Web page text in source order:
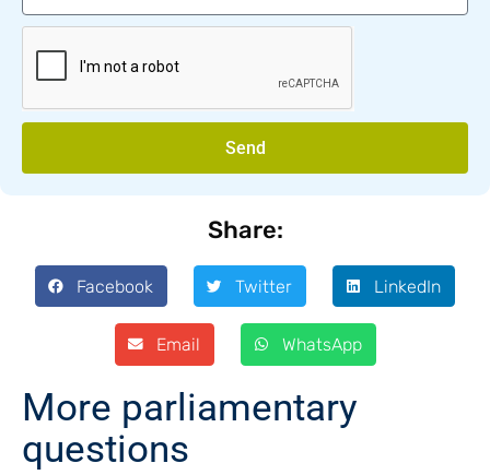
Send
Share:
Facebook Twitter LinkedIn
Email WhatsApp
More parliamentary
questions